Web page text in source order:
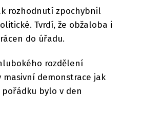
rozhodnutí zpochybnil
Tvrdí, že obžaloba i
do úřadu.
rozdělení
demonstrace jak
bylo v den